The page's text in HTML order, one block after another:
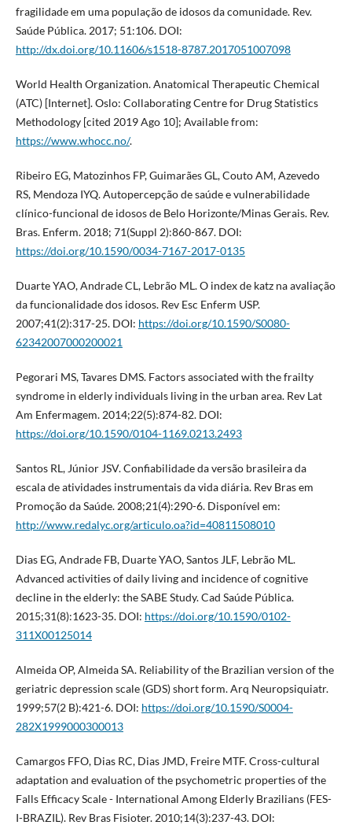
fragilidade em uma população de idosos da comunidade. Rev.
Saúde Pública. 2017; 51:106. DOI:
http://dx.doi.org/10.11606/s1518-8787.2017051007098
World Health Organization. Anatomical Therapeutic Chemical
(ATC) [Internet]. Oslo: Collaborating Centre for Drug Statistics
Methodology [cited 2019 Ago 10]; Available from:
https://www.whocc.no/.
Ribeiro EG, Matozinhos FP, Guimarães GL, Couto AM, Azevedo
RS, Mendoza IYQ. Autopercepção de saúde e vulnerabilidade
clínico-funcional de idosos de Belo Horizonte/Minas Gerais. Rev.
Bras. Enferm. 2018; 71(Suppl 2):860-867. DOI:
https://doi.org/10.1590/0034-7167-2017-0135
Duarte YAO, Andrade CL, Lebrão ML. O index de katz na avaliação
da funcionalidade dos idosos. Rev Esc Enferm USP.
2007;41(2):317-25. DOI: https://doi.org/10.1590/S0080-
62342007000200021
Pegorari MS, Tavares DMS. Factors associated with the frailty
syndrome in elderly individuals living in the urban area. Rev Lat
Am Enfermagem. 2014;22(5):874-82. DOI:
https://doi.org/10.1590/0104-1169.0213.2493
Santos RL, Júnior JSV. Confiabilidade da versão brasileira da
escala de atividades instrumentais da vida diária. Rev Bras em
Promoção da Saúde. 2008;21(4):290-6. Disponível em:
http://www.redalyc.org/articulo.oa?id=40811508010
Dias EG, Andrade FB, Duarte YAO, Santos JLF, Lebrão ML.
Advanced activities of daily living and incidence of cognitive
decline in the elderly: the SABE Study. Cad Saúde Pública.
2015;31(8):1623-35. DOI: https://doi.org/10.1590/0102-
311X00125014
Almeida OP, Almeida SA. Reliability of the Brazilian version of the
geriatric depression scale (GDS) short form. Arq Neuropsiquiatr.
1999;57(2 B):421-6. DOI: https://doi.org/10.1590/S0004-
282X1999000300013
Camargos FFO, Dias RC, Dias JMD, Freire MTF. Cross-cultural
adaptation and evaluation of the psychometric properties of the
Falls Efficacy Scale - International Among Elderly Brazilians (FES-
I-BRAZIL). Rev Bras Fisioter. 2010;14(3):237-43. DOI: